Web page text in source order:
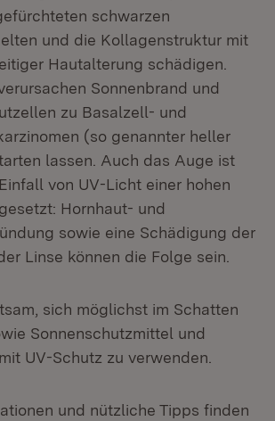
schwarzen
und die Kollagenstruktur mit
Hautalterung schädigen.
Sonnenbrand und
zu Basalzell- und
(so genannter heller
lassen. Auch das Auge ist
von UV-Licht einer hohen
Hornhaut- und
sowie eine Schädigung der
Linse können die Folge sein.
sich möglichst im Schatten
Sonnenschutzmittel und
UV-Schutz zu verwenden.
und nützliche Tipps finden